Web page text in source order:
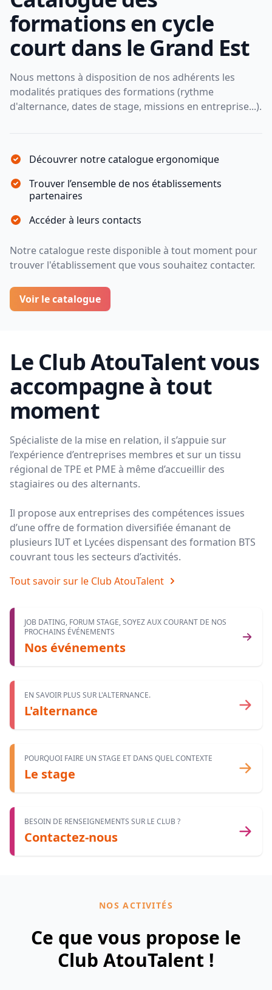
formations en cycle
court dans le Grand Est
Nous mettons à disposition de nos adhérents les
modalités pratiques des formations (rythme
d'alternance, dates de stage, missions en entreprise...).
Découvrer notre catalogue ergonomique
Trouver l’ensemble de nos établissements
partenaires
Accéder à leurs contacts
Notre catalogue reste disponible à tout moment pour
trouver l'établissement que vous souhaitez contacter.
Voir le catalogue
Le Club AtouTalent vous
accompagne à tout
moment
Spécialiste de la mise en relation, il s’appuie sur
l’expérience d’entreprises membres et sur un tissu
régional de TPE et PME à même d’accueillir des
stagiaires ou des alternants.
Il propose aux entreprises des compétences issues
d’une offre de formation diversifiée émanant de
plusieurs IUT et Lycées dispensant des formation BTS
couvrant tous les secteurs d’activités.
Tout savoir sur le Club AtouTalent
JOB DATING, FORUM STAGE, SOYEZ AUX COURANT DE NOS
PROCHAINS ÉVÉNEMENTS
Nos événements
EN SAVOIR PLUS SUR L'ALTERNANCE.
L'alternance
POURQUOI FAIRE UN STAGE ET DANS QUEL CONTEXTE
Le stage
BESOIN DE RENSEIGNEMENTS SUR LE CLUB ?
Contactez-nous
NOS ACTIVITÉS
Ce que vous propose le
Club AtouTalent !